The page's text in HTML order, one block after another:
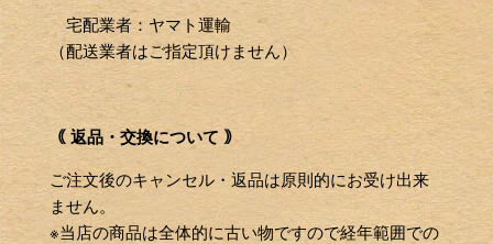
宅配業者：ヤマト運輸
（配送業者はご指定頂けません）
｟ 返品・交換について ｠
ご注文後のキャンセル・返品は原則的にお受け出来
ません。
※当店の商品は全体的に古い物ですので経年範囲での